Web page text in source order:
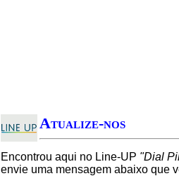
Atualize-nos
Encontrou aqui no Line-UP "Dial
envie uma mensagem abaixo que